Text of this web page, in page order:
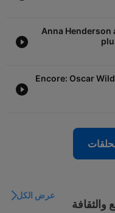
Anna Henderson
Encore: Oscar
عرض الكل